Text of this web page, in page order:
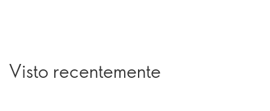
Visto recentemente